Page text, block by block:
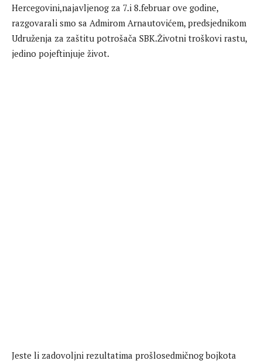
Hercegovini,najavljenog za 7.i 8.februar ove godine,
razgovarali smo sa Admirom Arnautovićem, predsjednikom
Udruženja za zaštitu potrošača SBK.Životni troškovi rastu,
jedino pojeftinjuje život.
Jeste li zadovoljni rezultatima prošlosedmičnog bojkota